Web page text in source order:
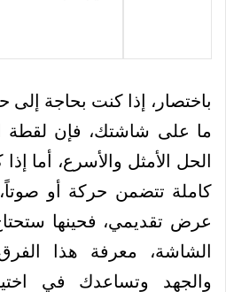
باختصار، إذا كنت بحاجة
ما على شاشتك، فإن لقطة
الحل الأمثل والأسرع، أما
كاملة تتضمن حركة أو
عرض تقديمي، فحينها
الشاشة، معرفة هذا
والجهد وتساعدك في